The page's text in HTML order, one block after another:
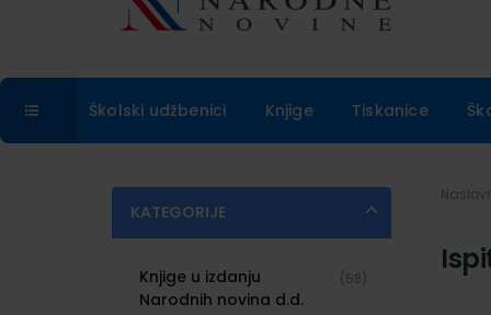
Školski udžbenici Knjige Tiskanice
KATEGORIJE
Knjige u izdanju
Narodnih novina d.d.
(58)